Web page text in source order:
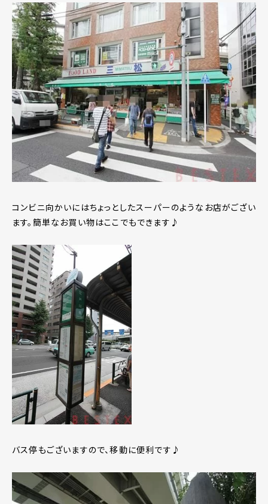
コンビニ向かいにはちょっとしたスーパーのようなお店がござい
ます。簡単なお買い物はここでもできます♪
バス停もございますので、移動に便利です♪